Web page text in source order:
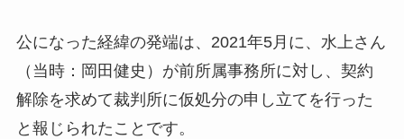
公になった経緯の発端は、2021年5月に、水上さん
（当時：岡田健史）が前所属事務所に対し、契約
解除を求めて裁判所に仮処分の申し立てを行った
と報じられたことです。